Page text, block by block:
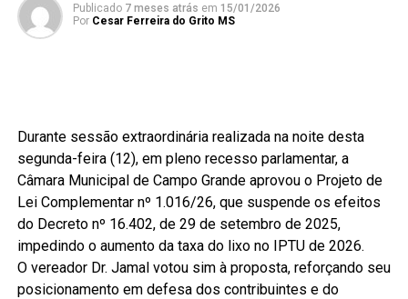
Publicado 7 meses atrás em 15/01/2026
Por Cesar Ferreira do Grito MS
Durante sessão extraordinária realizada na noite desta
segunda-feira (12), em pleno recesso parlamentar, a
Câmara Municipal de Campo Grande aprovou o Projeto de
Lei Complementar nº 1.016/26, que suspende os efeitos
do Decreto nº 16.402, de 29 de setembro de 2025,
impedindo o aumento da taxa do lixo no IPTU de 2026.
O vereador Dr. Jamal votou sim à proposta, reforçando seu
posicionamento em defesa dos contribuintes e do